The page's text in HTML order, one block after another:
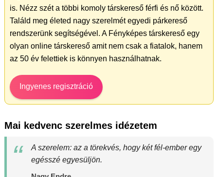
is. Nézz szét a többi komoly társkereső férfi és nő között.
Találd meg életed nagy szerelmét egyedi párkereső
rendszerünk segítségével. A Fényképes társkereső egy
olyan online társkereső amit nem csak a fiatalok, hanem
az 50 év felettiek is könnyen használhatnak.
Ingyenes regisztráció
Mai kedvenc szerelmes idézetem
A szerelem: az a törekvés, hogy két fél-ember egy
egésszé egyesüljön.